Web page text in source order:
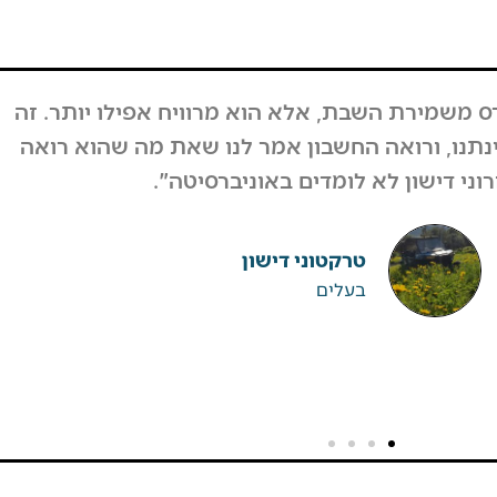
המחזור לא ירד, אבל גם אם כן לקחנו את זה
קיבלנו תגובות מפרגנות מאוד מהרבה אנשים.
מאות אנשים וחיזקו ובירכו על ההחלטה".
ערן גיגי
רפטינג נהר הירדן